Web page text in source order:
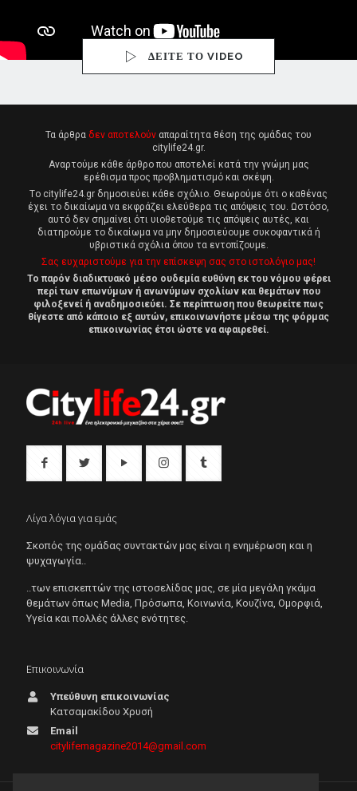
ΔΕΙΤΕ ΤΟ VIDEO
Τα άρθρα δεν αποτελούν απαραίτητα θέση της ομάδας του
citylife24.gr.
Αναρτούμε κάθε άρθρο που αποτελεί κατά την γνώμη μας
ερέθισμα προς προβληματισμό και σκέψη.
Tο citylife24.gr δημοσιεύει κάθε σχόλιο. Θεωρούμε ότι ο καθένας
έχει το δικαίωμα να εκφράζει ελεύθερα τις απόψεις του. Ωστόσο,
αυτό δεν σημαίνει ότι υιοθετούμε τις απόψεις αυτές, και
διατηρούμε το δικαίωμα να μην δημοσιεύουμε συκοφαντικά ή
υβριστικά σχόλια όπου τα εντοπίζουμε.
Σας ευχαριστούμε για την επίσκεψη σας στο ιστολόγιο μας!
Το παρόν διαδικτυακό μέσο ουδεμία ευθύνη εκ του νόμου φέρει
περί των επωνύμων ή ανωνύμων σχολίων και θεμάτων που
φιλοξενεί ή αναδημοσιεύει. Σε περίπτωση που θεωρείτε πως
θίγεστε από κάποιο εξ αυτών, επικοινωνήστε μέσω της φόρμας
επικοινωνίας έτσι ώστε να αφαιρεθεί.
Λίγα λόγια για εμάς
Σκοπός της ομάδας συντακτών μας είναι η ενημέρωση και η
ψυχαγωγία..
..των επισκεπτών της ιστοσελίδας μας, σε μία μεγάλη γκάμα
θεμάτων όπως Μedia, Πρόσωπα, Κοινωνία, Κουζίνα, Ομορφιά,
Υγεία και πολλές άλλες ενότητες.
Επικοινωνία
Υπεύθυνη επικοινωνίας
Κατσαμακίδου Χρυσή
Email
citylifemagazine2014@gmail.com